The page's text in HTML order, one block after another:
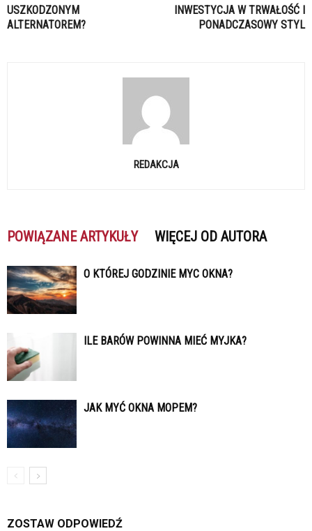
USZKODZONYM
ALTERNATOREM?
INWESTYCJA W TRWAŁOŚĆ I
PONADCZASOWY STYL
REDAKCJA
POWIĄZANE ARTYKUŁY WIĘCEJ OD AUTORA
O KTÓREJ GODZINIE MYC OKNA?
ILE BARÓW POWINNA MIEĆ MYJKA?
JAK MYĆ OKNA MOPEM?
ZOSTAW ODPOWIEDŹ